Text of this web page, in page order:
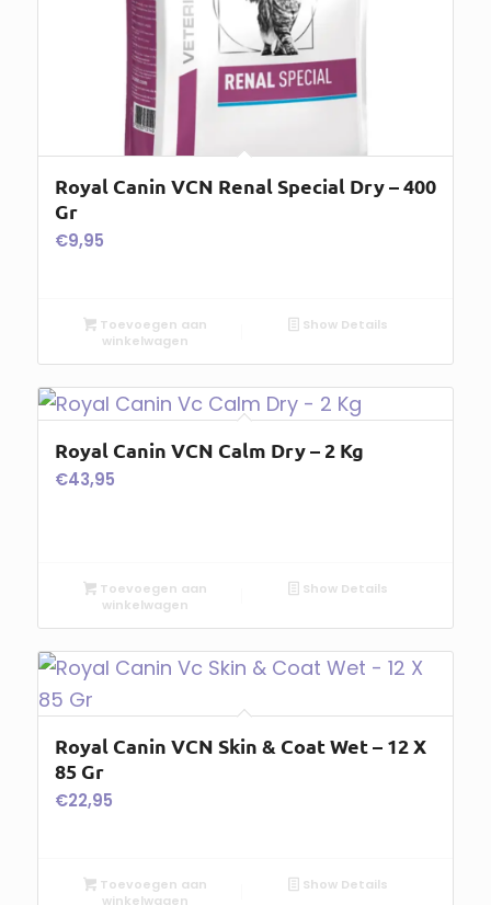
Royal Canin VCN Renal Special Dry – 400
Gr
€9,95
Toevoegen aan
winkelwagen
Show Details
Royal Canin VCN Calm Dry – 2 Kg
€43,95
Toevoegen aan
winkelwagen
Show Details
Royal Canin VCN Skin & Coat Wet – 12 X
85 Gr
€22,95
Toevoegen aan
winkelwagen
Show Details